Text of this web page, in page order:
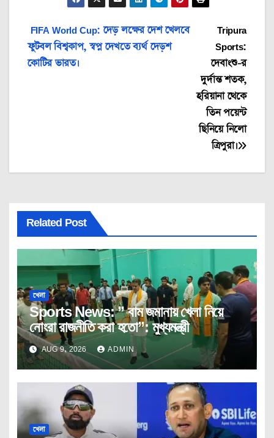
Post
navigation
Tripura
Sports:
দেবাংশু-‌র
দুর্দান্ত শতক,
হরিয়ানা থেকে
তিন পয়েন্ট
ছিনিয়ে নিলো
ত্রিপুরা।
FIFA World Cup: দেড় লক্ষের দেশ খেলবে
ফুটবল বিশ্বকাপ, স্বপ্ন দেখতে ব্যর্থ দেড়শ
কোটির ভারত।
Related Post
খেলা
Sports News: ” বাম জমানায় খেলা নিয়ে
নোংরা রাজনীতি করা হতো”: মুখ্যমন্ত্রী
AUG 9, 2026 ADMIN
খেলা